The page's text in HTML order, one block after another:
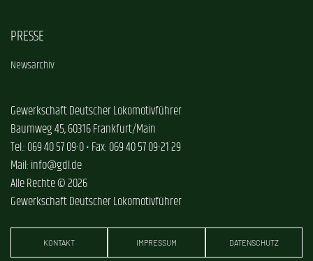
PRESSE
Newsarchiv
Gewerkschaft Deutscher Lokomotivführer
Baumweg 45, 60316 Frankfurt/Main
Tel.: 069 40 57 09-0 • Fax: 069 40 57 09-21 29
Mail: info@gdl.de
Alle Rechte © 2026
Gewerkschaft Deutscher Lokomotivführer
KONTAKT IMPRESSUM DATENSCHUTZ